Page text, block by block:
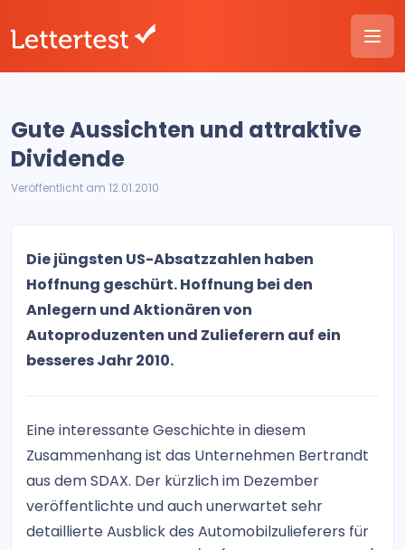
Gute Aussichten und attraktive
Dividende
Veröffentlicht am 12.01.2010
Die jüngsten US-Absatzzahlen haben
Hoffnung geschürt. Hoffnung bei den
Anlegern und Aktionären von
Autoproduzenten und Zulieferern auf ein
besseres Jahr 2010.
Eine interessante Geschichte in diesem
Zusammenhang ist das Unternehmen Bertrandt
aus dem SDAX. Der kürzlich im Dezember
veröffentlichte und auch unerwartet sehr
detaillierte Ausblick des Automobilzulieferers für